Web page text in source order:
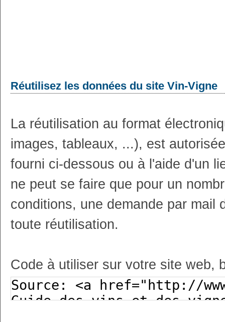
Réutilisez les données du site Vin-Vigne
La réutilisation au format
images, tableaux, ...), est
fourni ci-dessous ou à l'aide d'un
ne peut se faire que pour un
conditions, une demande par mail
toute réutilisation.
Code à utiliser sur votre site web,